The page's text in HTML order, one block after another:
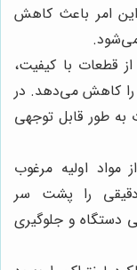
امر باعث کاهش
از قطعات با کیفیت،
را کاهش می‌دهد. در
به طور قابل توجهی
مواد اولیه مرغوب
را پشت سر
دستگاه و جلوگیری